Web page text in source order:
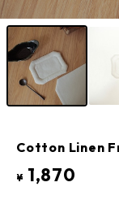
Cotton Linen
¥ 1,870